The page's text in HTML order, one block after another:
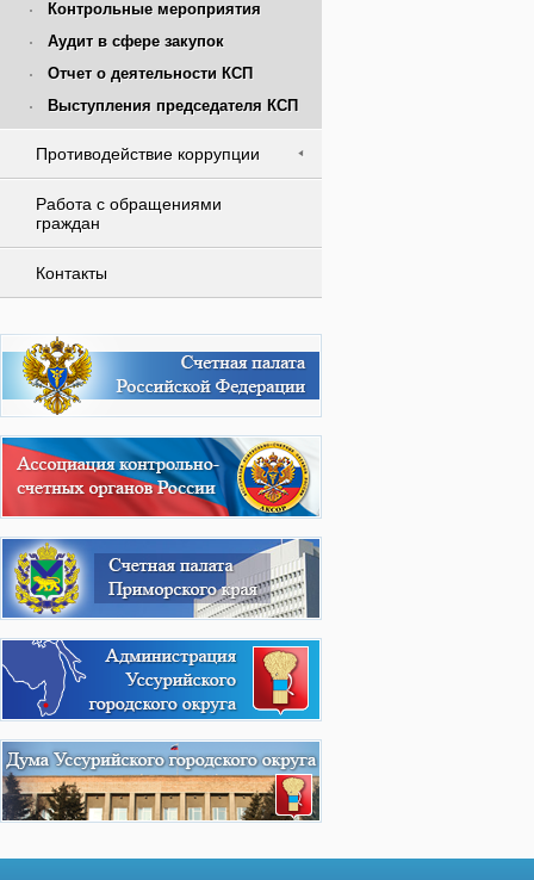
Контрольные мероприятия
Аудит в сфере закупок
Отчет о деятельности КСП
Выступления председателя КСП
Противодействие коррупции
Работа с обращениями
граждан
Контакты